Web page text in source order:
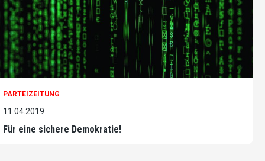
PARTEIZEITUNG
11.04.2019
Für eine sichere Demokratie!